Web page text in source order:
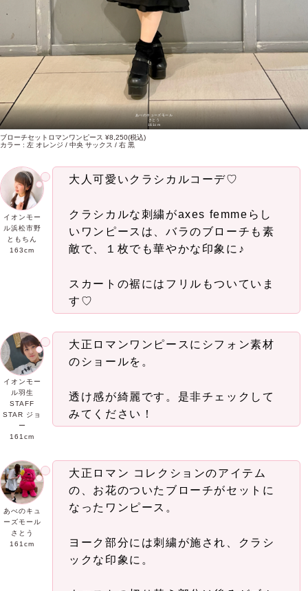
あべのキューズモール
さとう
161cm
ブローチセットロマンワンピース ¥8,250(税込)
カラー : 左 オレンジ / 中央 サックス / 右 黒
イオンモー
ル浜松市野
ともちん
163cm
大人可愛いクラシカルコーデ♡
クラシカルな刺繍がaxes femmeらし
いワンピースは、バラのブローチも素
敵で、１枚でも華やかな印象に♪
スカートの裾にはフリルもついていま
す♡
イオンモー
ル羽生
STAFF
STAR ジョ
ー
161cm
大正ロマンワンピースにシフォン素材
のショールを。
透け感が綺麗です。是非チェックして
みてください！
あべのキュ
ーズモール
さとう
161cm
大正ロマン コレクションのアイテム
の、お花のついたブローチがセットに
なったワンピース。
ヨーク部分には刺繍が施され、クラシ
ックな印象に。